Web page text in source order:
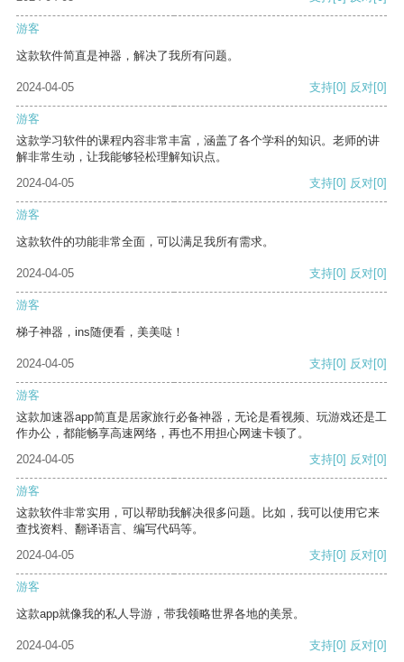
游客
这款软件简直是神器，解决了我所有问题。
2024-04-05 支持[0] 反对[0]
游客
这款学习软件的课程内容非常丰富，涵盖了各个学科的知识。老师的讲
解非常生动，让我能够轻松理解知识点。
2024-04-05
支持[0] 反对[0]
游客
这款软件的功能非常全面，可以满足我所有需求。
2024-04-05 支持[0] 反对[0]
游客
梯子神器，ins随便看，美美哒！
2024-04-05 支持[0] 反对[0]
游客
这款加速器app简直是居家旅行必备神器，无论是看视频、玩游戏还是工
作办公，都能畅享高速网络，再也不用担心网速卡顿了。
2024-04-05
支持[0] 反对[0]
游客
这款软件非常实用，可以帮助我解决很多问题。比如，我可以使用它来
查找资料、翻译语言、编写代码等。
2024-04-05
支持[0] 反对[0]
游客
这款app就像我的私人导游，带我领略世界各地的美景。
2024-04-05 支持[0] 反对[0]